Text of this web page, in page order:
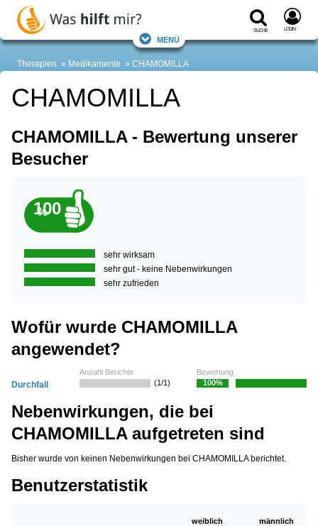
Suche Login
Menü
Therapien Medikamente CHAMOMILLA
CHAMOMILLA
CHAMOMILLA - Bewertung unserer
Besucher
100
%
sehr wirksam
sehr gut - keine Nebenwirkungen
sehr zufrieden
Wofür wurde CHAMOMILLA
angewendet?
Anzahl Berichte Bewertung
Durchfall (1/1) 100%
Nebenwirkungen, die bei
CHAMOMILLA aufgetreten sind
Bisher wurde von keinen Nebenwirkungen bei CHAMOMILLA berichtet.
Benutzerstatistik
männlich
weiblich